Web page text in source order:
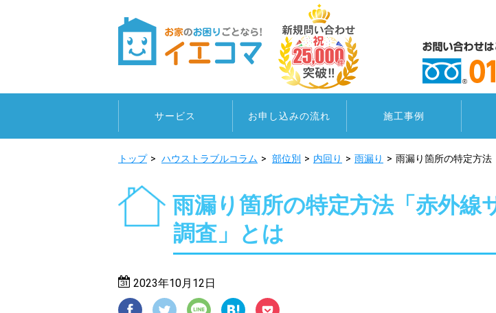
サービス お申し込みの流れ 施工事例
トップ ハウストラブルコラム 部位別 内回り 雨漏り 雨漏り箇所の特定方法
雨漏り箇所の特定方法「赤外線
調査」とは
2023年10月12日